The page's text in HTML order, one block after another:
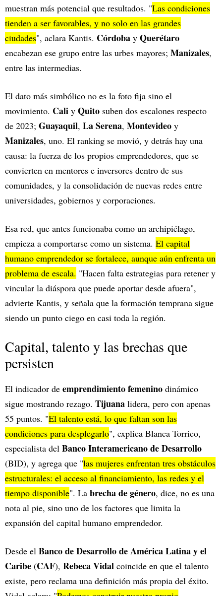
muestran más potencial que resultados. "Las condiciones
tienden a ser favorables, y no solo en las grandes
ciudades", aclara Kantis. Córdoba y Querétaro
encabezan ese grupo entre las urbes mayores; Manizales,
entre las intermedias.
El dato más simbólico no es la foto fija sino el
movimiento. Cali y Quito suben dos escalones respecto
de 2023; Guayaquil, La Serena, Montevideo y
Manizales, uno. El ranking se movió, y detrás hay una
causa: la fuerza de los propios emprendedores, que se
convierten en mentores e inversores dentro de sus
comunidades, y la consolidación de nuevas redes entre
universidades, gobiernos y corporaciones.
Esa red, que antes funcionaba como un archipiélago,
empieza a comportarse como un sistema. El capital
humano emprendedor se fortalece, aunque aún enfrenta un
problema de escala. "Hacen falta estrategias para retener y
vincular la diáspora que puede aportar desde afuera",
advierte Kantis, y señala que la formación temprana sigue
siendo un punto ciego en casi toda la región.
Capital, talento y las brechas que
persisten
El indicador de emprendimiento femenino dinámico
sigue mostrando rezago. Tijuana lidera, pero con apenas
55 puntos. "El talento está, lo que faltan son las
condiciones para desplegarlo", explica Blanca Torrico,
especialista del Banco Interamericano de Desarrollo
(BID), y agrega que "las mujeres enfrentan tres obstáculos
estructurales: el acceso al financiamiento, las redes y el
tiempo disponible". La brecha de género, dice, no es una
nota al pie, sino uno de los factores que limita la
expansión del capital humano emprendedor.
Desde el Banco de Desarrollo de América Latina y el
Caribe (CAF), Rebeca Vidal coincide en que el talento
existe, pero reclama una definición más propia del éxito.